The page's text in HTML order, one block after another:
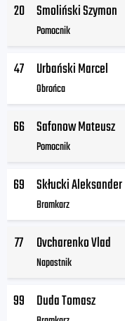
20 Smoliński Szymon
Pomocnik
47 Urbański Marcel
Obrońca
66 Safonow Mateusz
Pomocnik
69 Skłucki Aleksander
Bramkarz
77 Ovcharenko Vlad
Napastnik
99 Duda Tomasz